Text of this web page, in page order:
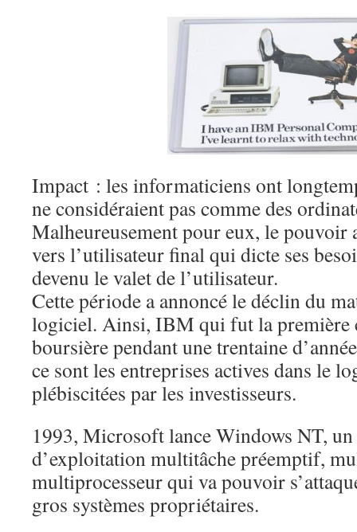
Impact : les informaticiens ont
ne considéraient pas comme des
Malheureusement pour eux, le pouvoir
vers l’utilisateur final qui dicte ses
devenu le valet de l’utilisateur.
Cette période a annoncé le déclin du
logiciel. Ainsi, IBM qui fut la première
boursière pendant une trentaine
ce sont les entreprises actives dans le
plébiscitées par les investisseurs.
1993, Microsoft lance Windows NT,
d’exploitation multitâche préemptif,
multiprocesseur qui va pouvoir
gros systèmes propriétaires.